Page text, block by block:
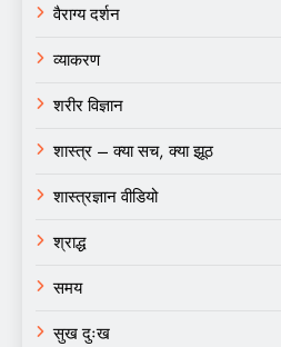
वैराग्य दर्शन
व्याकरण
शरीर विज्ञान
शास्त्र – क्या सच, क्या झूठ
शास्त्रज्ञान वीडियो
श्राद्ध
समय
सुख दुःख